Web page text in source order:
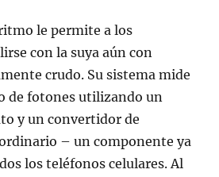
le permite a los
con la suya aún con
crudo. Su sistema mide
de fotones utilizando un
y un convertidor de
– un componente ya
los teléfonos celulares. Al